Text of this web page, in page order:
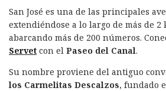
San José es una de las principales
extendiéndose a lo largo de más de 2
abarcando más de 200 números.
Servet con el Paseo del Canal.
Su nombre proviene del antiguo
los Carmelitas Descalzos, fundado